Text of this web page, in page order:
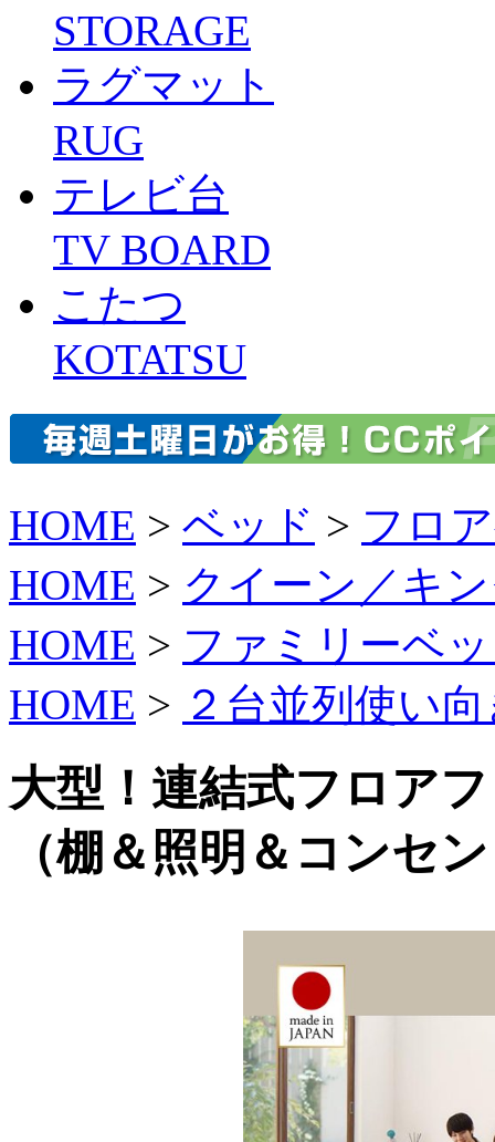
STORAGE
ラグマット
RUG
テレビ台
TV BOARD
こたつ
KOTATSU
HOME > ベッド > フロ
HOME > クイーン／キ
HOME > ファミリーベ
HOME > ２台並列使い
大型！連結式フロア
（棚＆照明＆コンセ